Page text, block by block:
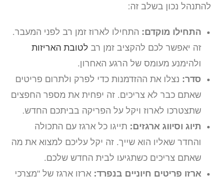
להתנהל נכון בשלב זה:
התחילו מוקדם: התחילו לארוז זמן רב לפני המעבר.
זה יאפשר לכם להקציב זמן רב לטובת האריזות
ולהימנע מעומס של הרגע האחרון.
סדר: נצלו את ההזדמנות כדי לפרק ולתרום פריטים
שאתם כבר לא צריכים. זה יפחית את מספר החפצים
שתצטרכו לארוז ויקל על הפריקה בביתכם החדש.
תיוג וסיווג ארגזים: תייגו כל ארגז עם התכולה
והחדר שאליו הוא שייך. זה יקל עליכם למצוא את מה
שאתם צריכים כשתגיעו לבית החדש שלכם.
ארזו פריטים חיוניים בנפרד: ארזו ארגז של "מצרכי